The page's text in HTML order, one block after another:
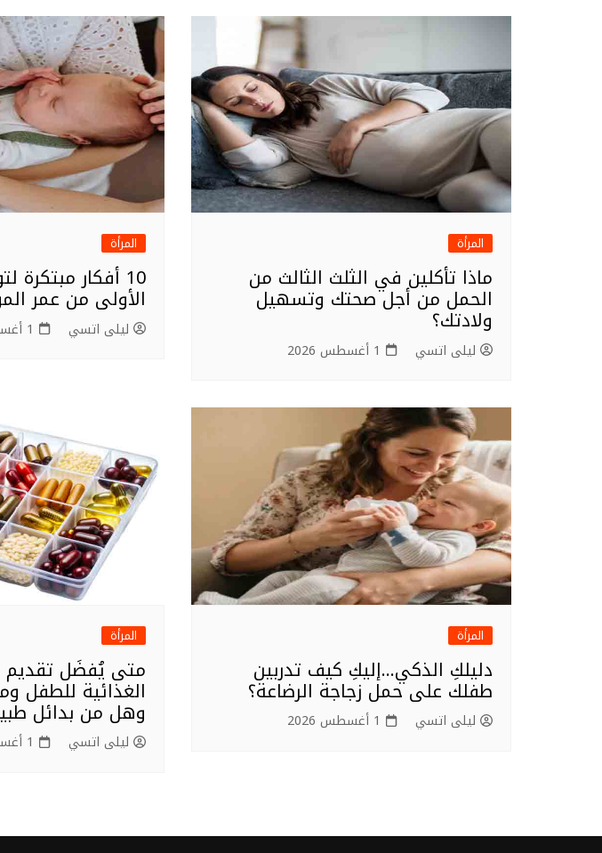
المرأة
ماذا تأكلين في الثلث الثالث من
الحمل من أجل صحتك وتسهيل
ولادتك؟
ليلى اتسي 1 أغسطس 2026
المرأة
10 أفكار مبتكرة
الأولى من عمر
ليلى اتسي 1 أغسطس 2026
المرأة
دليلكِ الذكي…إليكِ كيف تدربين
طفلك على حمل زجاجة الرضاعة؟
ليلى اتسي 1 أغسطس 2026
المرأة
متى يُفضَل تقديم
الغذائية للطفل
وهل من بدائل
ليلى اتسي 1 أغسطس 2026